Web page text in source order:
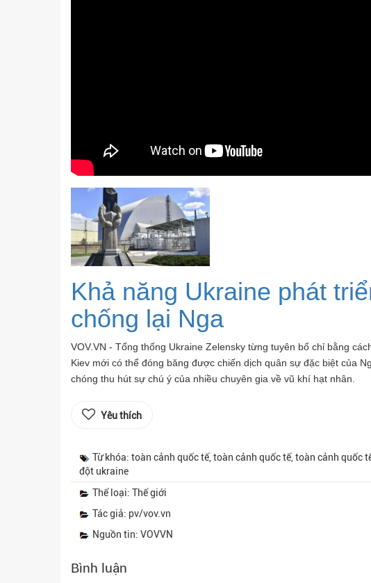
Khả năng Ukraine phát
chống lại Nga
VOV.VN - Tổng thống Ukraine Zelensky từng tuyên bố chỉ bằng
Kiev mới có thể đóng băng được chiến dịch quân sự đặc biệt của
chóng thu hút sự chú ý của nhiều chuyên gia về vũ khí hạt nhân.
Yêu thích
Từ khóa: toàn cảnh quốc tế, toàn cảnh quốc tế, toàn cảnh quốc
đột ukraine
Thể loại: Thế giới
Tác giả: pv/vov.vn
Nguồn tin: VOVVN
Bình luận